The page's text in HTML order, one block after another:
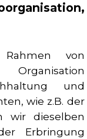
von
Organisation
und
wie z.B. der
wir dieselben
Erbringung